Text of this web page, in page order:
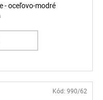
- oceľovo-modré
Kód: 990/62